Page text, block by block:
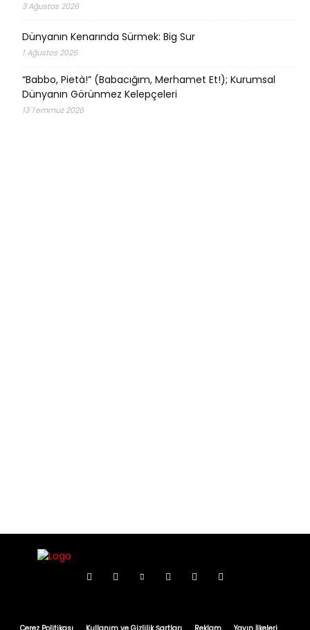
3 Ağustos 2026
Dünyanın Kenarında Sürmek: Big Sur
1 Ağustos 2026
“Babbo, Pietà!” (Babacığım, Merhamet Et!); Kurumsal
Dünyanın Görünmez Kelepçeleri
13 Temmuz 2026